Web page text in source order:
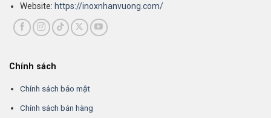
Website:https://inoxnhanvuong.com/
Chính sách
Chính sách bảo mật
Chính sách bán hàng